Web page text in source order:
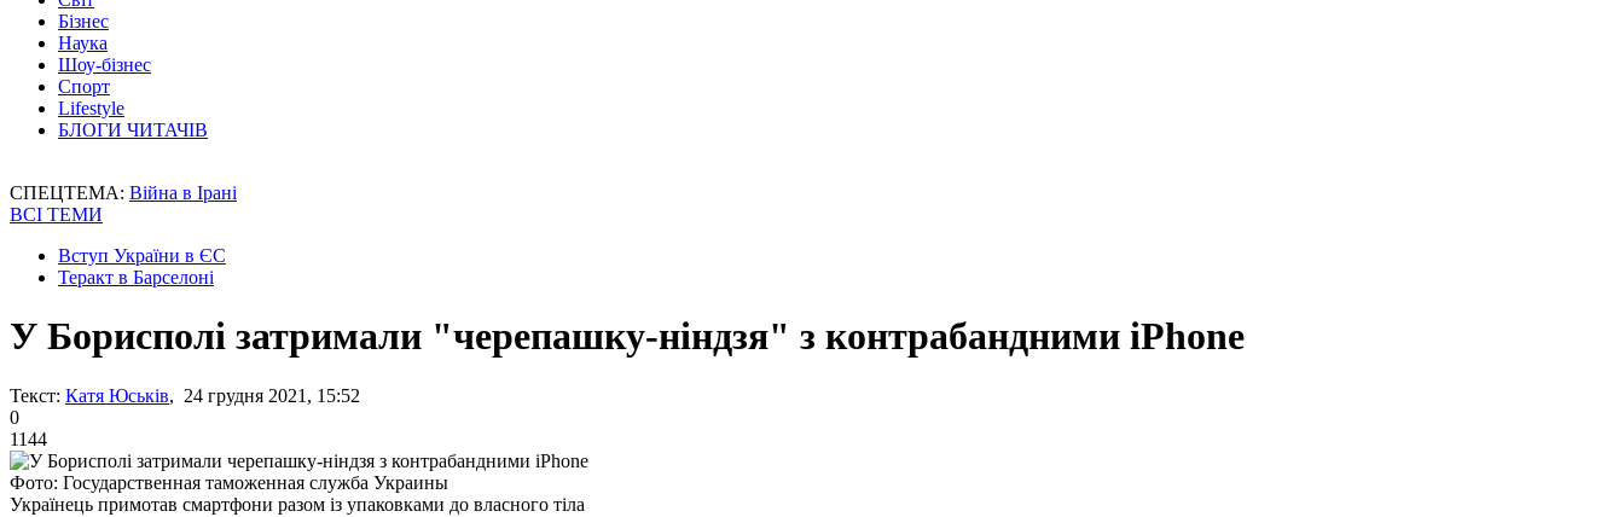
Бізнес
Наука
Шоу-бізнес
Спорт
Lifestyle
БЛОГИ ЧИТАЧІВ
СПЕЦТЕМА: Війна в Ірані
ВСІ ТЕМИ
Вступ України в ЄС
Теракт в Барселоні
У Борисполі затримали "черепашку-ніндзя" з контрабандними iPhone
Текст: Катя Юськів, 24 грудня 2021, 15:52
0
1144
Фото: Государственная таможенная служба Украины
Українець примотав смартфони разом із упаковками до власного тіла